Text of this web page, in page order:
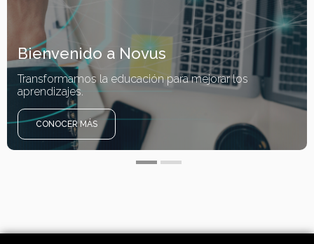
Bienvenido a Novus
Transformamos la educación para mejorar los
aprendizajes.
CONOCER MÁS